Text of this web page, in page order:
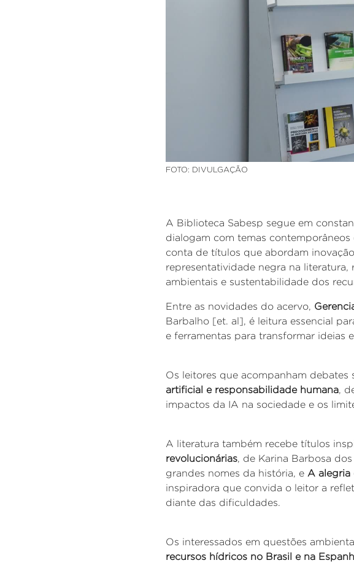
FOTO: DIVULGAÇÃO
A Biblioteca Sabesp segue em
dialogam com temas
conta de títulos que abordam
representatividade negra na literatura,
ambientais e sustentabilidade dos
Entre as novidades do acervo,
Barbalho [et. al], é leitura essencial
e ferramentas para transformar ideias
Os leitores que acompanham
artificial e responsabilidade humana,
impactos da IA na sociedade e os
A literatura também recebe títulos
revolucionárias, de Karina Barbosa
grandes nomes da história, e A alegria
inspiradora que convida o leitor a
diante das dificuldades.
Os interessados em questões
recursos hídricos no Brasil e na